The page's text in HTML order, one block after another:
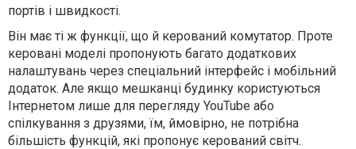
портів і швидкості.
Він має ті ж функції, що й керований комутатор. Проте
керовані моделі пропонують багато додаткових
налаштувань через спеціальний інтерфейс і мобільний
додаток. Але якщо мешканці будинку користуються
Інтернетом лише для перегляду YouTube або
спілкування з друзями, їм, ймовірно, не потрібна
більшість функцій, які пропонує керований світч.